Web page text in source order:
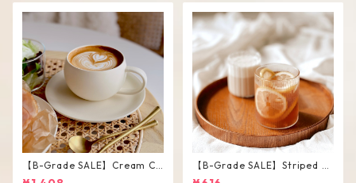
【B-Grade SALE】Cream Co
lor Round Shape Cup Saucer
【B-Grade SALE】Striped Sh
ort Glass / M